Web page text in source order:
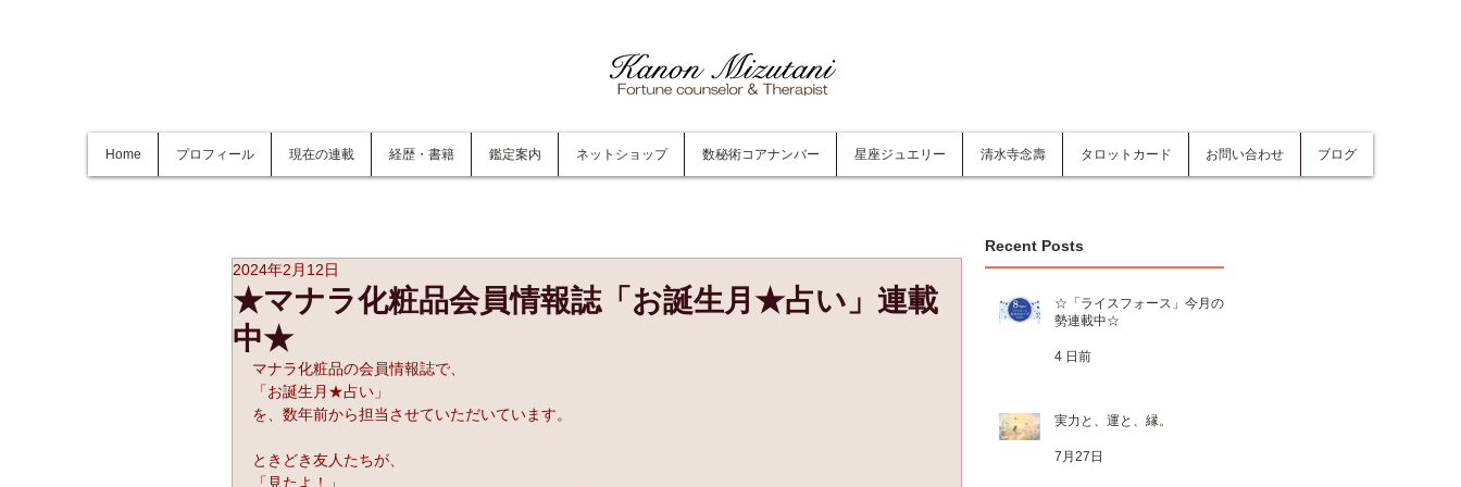
Home プロフィール 現在の連載 経歴・書籍 鑑定案内 ネットショップ 数秘術コアナンバー 星座ジュエリー 清水寺念壽 タロットカード お問い合わせ ブログ
★マナラ化粧品会員情報誌「お誕生月★占い」連載
中★
2024年2月12日
マナラ化粧品の会員情報誌で、
「お誕生月★占い」
を、数年前から担当させていただいています。
ときどき友人たちが、
「見たよ！」
Recent Posts
☆「ライスフォース」今月の運
勢連載中☆
4 日前
実力と、運と、縁。
7月27日